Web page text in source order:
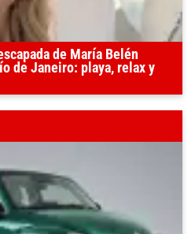
de María Belén
de Janeiro: playa, relax y